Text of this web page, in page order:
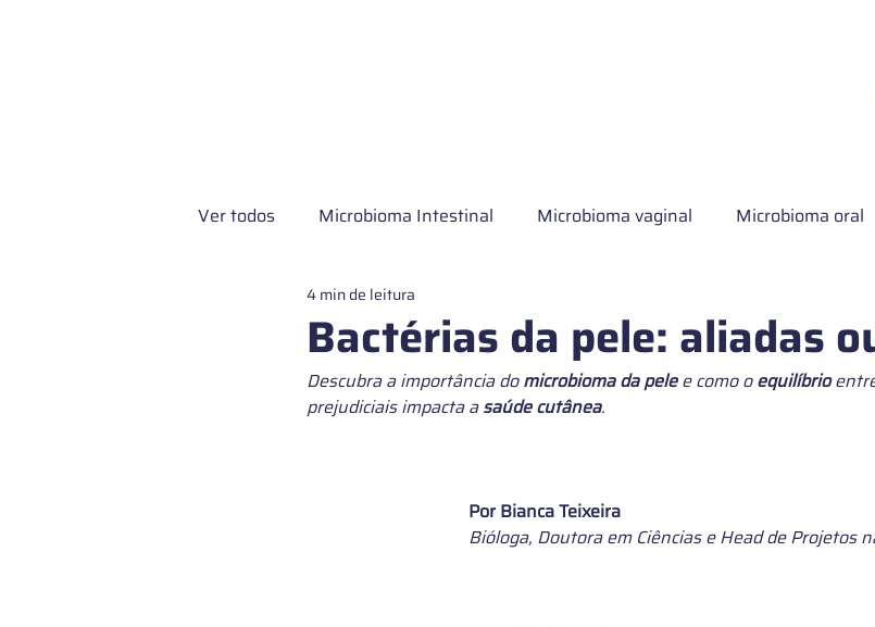
Ver todos Microbioma Intestinal Microbioma vaginal Microbioma oral
Pesquisa clínica Microbioma hospitalar
Microbioma de pele Exames de Microbiota intestinal
Bactérias da pele: aliadas
4 min de leitura
Descubra a importância do microbioma da pele e como o equilíbrio
prejudiciais impacta a saúde cutânea.
Por Bianca Teixeira
Bióloga, Doutora em Ciências e Head de Projetos